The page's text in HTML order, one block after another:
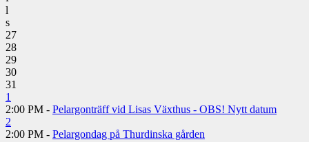
l
s
27
28
29
30
31
1
2:00 PM - Pelargonträff vid Lisas Växthus - OBS! Nytt datum
2
2:00 PM - Pelargondag på Thurdinska gården